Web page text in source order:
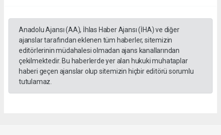
Anadolu Ajansı (AA), İhlas Haber Ajansı (İHA) ve diğer
ajanslar tarafından eklenen tüm haberler, sitemizin
editörlerinin müdahalesi olmadan ajans kanallarından
çekilmektedir. Bu haberlerde yer alan hukuki muhataplar
haberi geçen ajanslar olup sitemizin hiçbir editörü sorumlu
tutulamaz.